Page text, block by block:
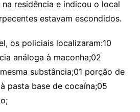
residência e indicou o local
estavam escondidos.
os policiais localizaram:10
análoga à maconha;02
substância;01 porção de
pasta base de cocaína;05